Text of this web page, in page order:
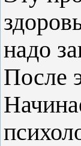
надо
После